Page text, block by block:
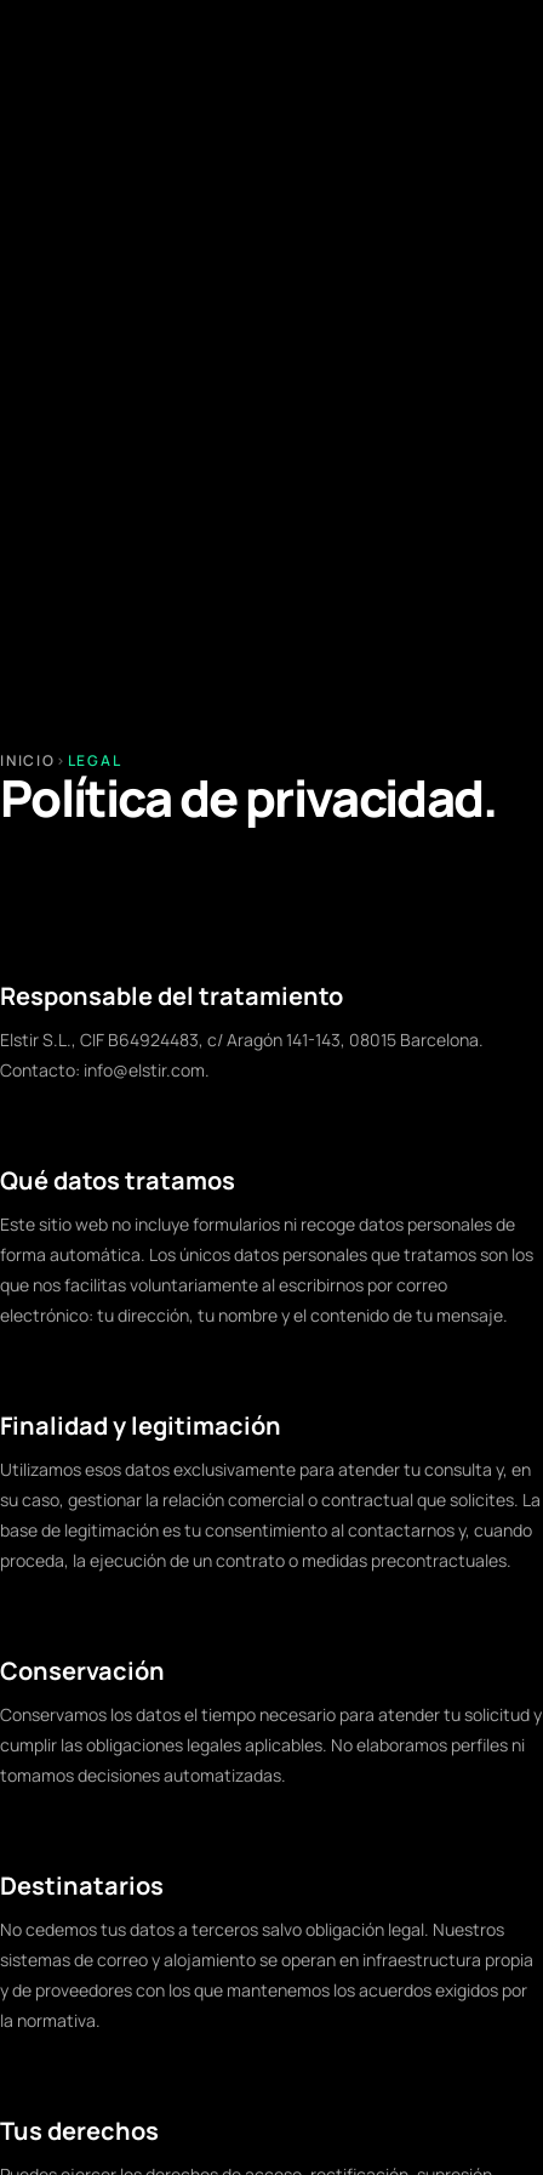
INICIO › LEGAL
Política de privacidad.
Responsable del tratamiento
Elstir S.L., CIF B64924483, c/ Aragón 141-143, 08015 Barcelona.
Contacto: info@elstir.com.
Qué datos tratamos
Este sitio web no incluye formularios ni recoge datos personales de
forma automática. Los únicos datos personales que tratamos son los
que nos facilitas voluntariamente al escribirnos por correo
electrónico: tu dirección, tu nombre y el contenido de tu mensaje.
Finalidad y legitimación
Utilizamos esos datos exclusivamente para atender tu consulta y, en
su caso, gestionar la relación comercial o contractual que solicites. La
base de legitimación es tu consentimiento al contactarnos y, cuando
proceda, la ejecución de un contrato o medidas precontractuales.
Conservación
Conservamos los datos el tiempo necesario para atender tu solicitud y
cumplir las obligaciones legales aplicables. No elaboramos perfiles ni
tomamos decisiones automatizadas.
Destinatarios
No cedemos tus datos a terceros salvo obligación legal. Nuestros
sistemas de correo y alojamiento se operan en infraestructura propia
y de proveedores con los que mantenemos los acuerdos exigidos por
la normativa.
Tus derechos